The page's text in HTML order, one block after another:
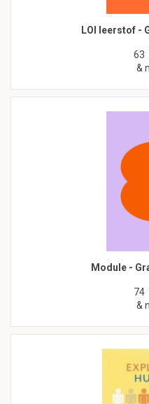
LOI leerstof -
63
&
Module -
74
&